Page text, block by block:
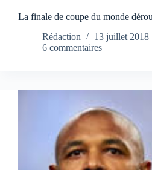
La finale de coupe du monde
Rédaction
13 juillet 2018
6 commentaires